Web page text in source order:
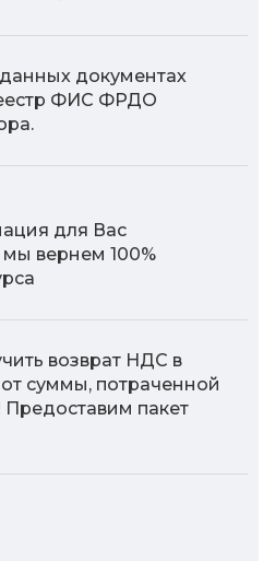
документах
ФИС ФРДО
для Вас
мы вернем 100%
возврат НДС в
суммы, потраченной
Предоставим пакет